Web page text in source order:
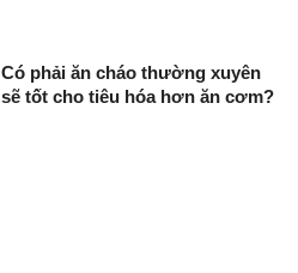
Có phải ăn cháo thường xuyên
sẽ tốt cho tiêu hóa hơn ăn cơm?